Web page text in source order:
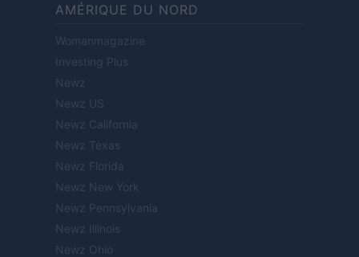
AMÉRIQUE DU NORD
Womanmagazine
Investing Plus
Newz
Newz US
Newz California
Newz Texas
Newz Florida
Newz New York
Newz Pennsylvania
Newz Illinois
Newz Ohio